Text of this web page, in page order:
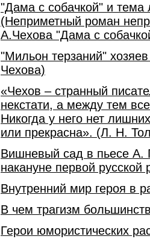
"Дама с собачкой" и тема
(Неприметный роман
А.Чехова "Дама с
"Мильон терзаний"
Чехова)
«Чехов – странный
некстати, а между тем
Никогда у него нет
или прекрасна». (Л. Н.
Вишневый сад в пьесе А.
накануне первой русской
Внутренний мир героя в
В чем трагизм
Герои юмористических